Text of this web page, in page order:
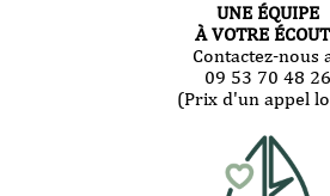
UNE ÉQUIPE
À VOTRE
Contactez-nous
09 53 70 48 26
(Prix d'un appel